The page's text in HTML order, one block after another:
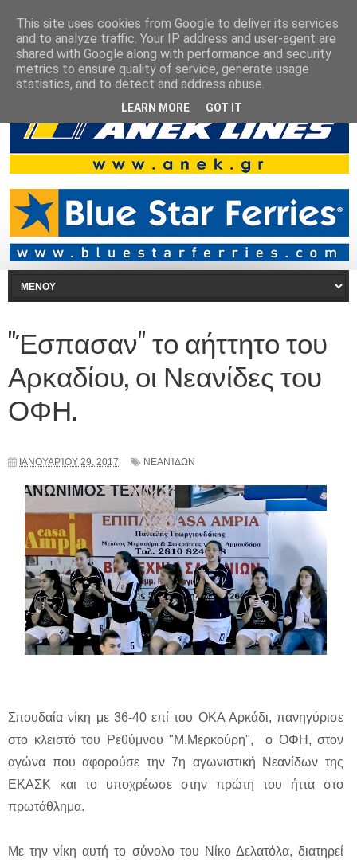
"Έσπασαν" το αήττητο του
Αρκαδίου, οι Νεανίδες του
ΟΦΗ.
ΙΑΝΟΥΑΡΊΟΥ 29, 2017 ΝΕΑΝΊΔΩΝ
Σπουδαία νίκη με 36-40 επί του ΟΚΑ Αρκάδι, πανηγύρισε
στο κλειστό του Ρεθύμνου "Μ.Μερκούρη", ο ΟΦΗ, στον
αγώνα που αφορούσε την 7η αγωνιστική Νεανίδων της
ΕΚΑΣΚ και το υποχρέωσε στην πρώτη του ήττα στο
πρωτάθλημα.
Με την νίκη αυτή το σύνολο του Νίκο Δελατόλα, διατηρεί
This site uses cookies from Google to deliver its services
and to analyze traffic. Your IP address and user-agent are
shared with Google along with performance and security
metrics to ensure quality of service, generate usage
statistics, and to detect and address abuse.
LEARN MORE GOT IT